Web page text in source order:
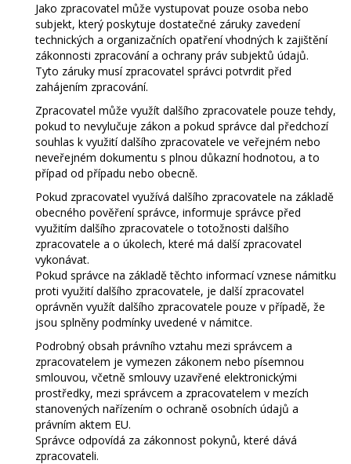
Jako zpracovatel může vystupovat pouze osoba nebo
subjekt, který poskytuje dostatečné záruky zavedení
technických a organizačních opatření vhodných k zajištění
zákonnosti zpracování a ochrany práv subjektů údajů.
Tyto záruky musí zpracovatel správci potvrdit před
zahájením zpracování.
Zpracovatel může využít dalšího zpracovatele pouze tehdy,
pokud to nevylučuje zákon a pokud správce dal předchozí
souhlas k využití dalšího zpracovatele ve veřejném nebo
neveřejném dokumentu s plnou důkazní hodnotou, a to
případ od případu nebo obecně.
Pokud zpracovatel využívá dalšího zpracovatele na základě
obecného pověření správce, informuje správce před
využitím dalšího zpracovatele o totožnosti dalšího
zpracovatele a o úkolech, které má další zpracovatel
vykonávat.
Pokud správce na základě těchto informací vznese námitku
proti využití dalšího zpracovatele, je další zpracovatel
oprávněn využít dalšího zpracovatele pouze v případě, že
jsou splněny podmínky uvedené v námitce.
Podrobný obsah právního vztahu mezi správcem a
zpracovatelem je vymezen zákonem nebo písemnou
smlouvou, včetně smlouvy uzavřené elektronickými
prostředky, mezi správcem a zpracovatelem v mezích
stanovených nařízením o ochraně osobních údajů a
právním aktem EU.
Správce odpovídá za zákonnost pokynů, které dává
zpracovateli.